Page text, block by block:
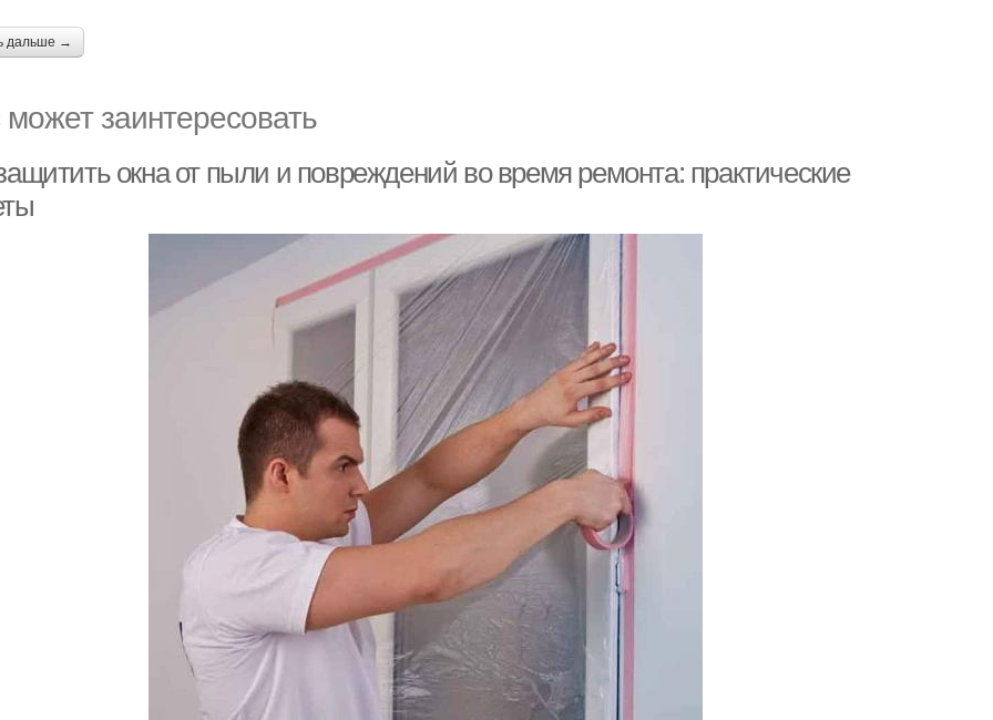
дальше →
заинтересовать
окна от пыли и повреждений во время ремонта: практические